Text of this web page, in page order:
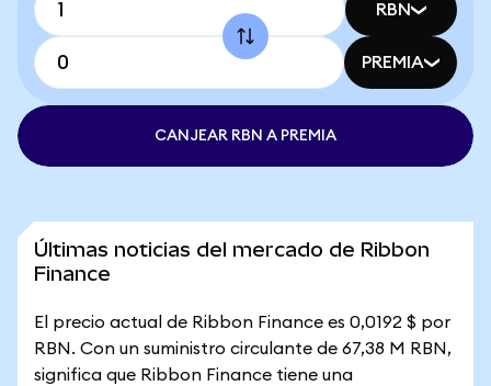
RBN
PREMIA
CANJEAR RBN A PREMIA
Últimas noticias del mercado de Ribbon
Finance
El precio actual de Ribbon Finance es 0,0192 $ por
RBN. Con un suministro circulante de 67,38 M RBN,
significa que Ribbon Finance tiene una